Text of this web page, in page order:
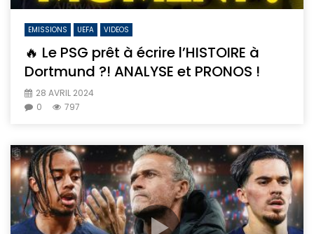
EMISSIONS UEFA VIDEOS
🔥 Le PSG prêt à écrire l’HISTOIRE à
Dortmund ?! ANALYSE et PRONOS !
28 AVRIL 2024
0
797